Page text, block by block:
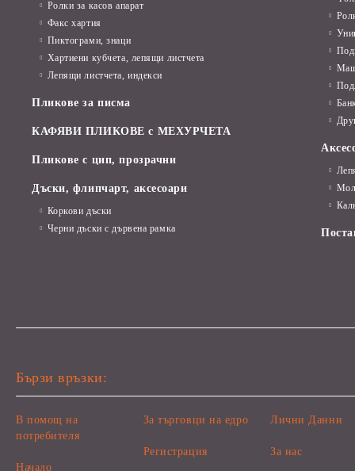
Чанти за допълнителна училищна
дейност
Дъски, флипчарт
Faber-Castell
Ролки за касов апарат
Факс хартия
Пиктограми, знаци
Хартиени кубчета, лепящи листчета
Лепящи листчета, индекси
Пликове за писма
КАФЯВИ ПЛИКОВЕ с МЕХУРЧЕТА
Пликове с цип, прозрачни
Дъски, флипчарт, аксесоари
Коркови дъски
Черни дъски с дървена рамка
Бързи връзки:
В помощ на
потребителя
Начало
За търговци на едро
Регистрация
Лични Данни
За нас